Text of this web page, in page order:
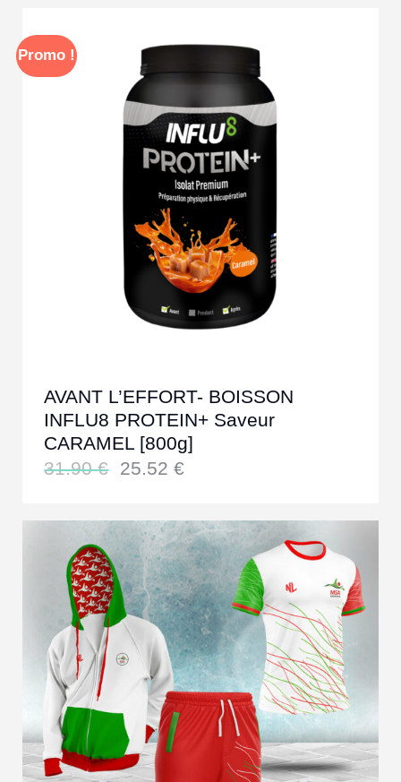
Promo !
AVANT L’EFFORT- BOISSON
INFLU8 PROTEIN+ Saveur
CARAMEL [800g]
31.90€ 25.52 €